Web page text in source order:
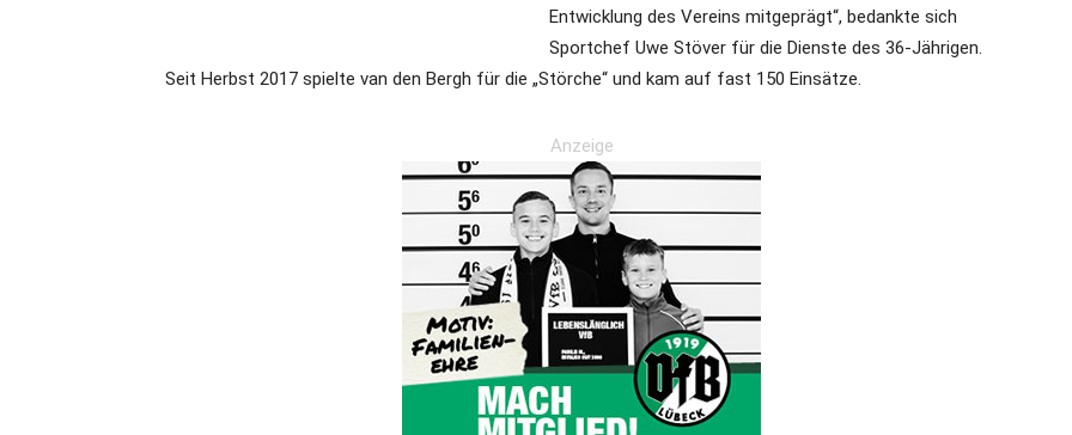
die
Entwicklung des Vereins mitgeprägt“, bedankte sich
Sportchef Uwe Stöver für die Dienste des 36-Jährigen.
Seit Herbst 2017 spielte van den Bergh für die „Störche“ und kam auf fast 150 Einsätze.
Anzeige